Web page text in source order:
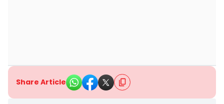
Share Article